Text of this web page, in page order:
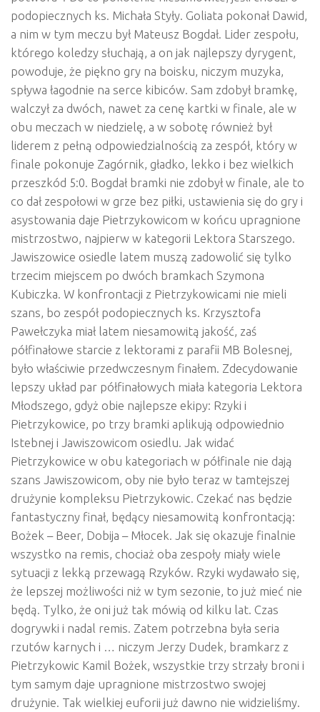
podopiecznych ks. Michała Styły. Goliata pokonał Dawid,
a nim w tym meczu był Mateusz Bogdał. Lider zespołu,
którego koledzy słuchają, a on jak najlepszy dyrygent,
powoduje, że piękno gry na boisku, niczym muzyka,
spływa łagodnie na serce kibiców. Sam zdobył bramkę,
walczył za dwóch, nawet za cenę kartki w finale, ale w
obu meczach w niedzielę, a w sobotę również był
liderem z pełną odpowiedzialnością za zespół, który w
finale pokonuje Zagórnik, gładko, lekko i bez wielkich
przeszkód 5:0. Bogdał bramki nie zdobył w finale, ale to
co dał zespołowi w grze bez piłki, ustawienia się do gry i
asystowania daje Pietrzykowicom w końcu upragnione
mistrzostwo, najpierw w kategorii Lektora Starszego.
Jawiszowice osiedle latem muszą zadowolić się tylko
trzecim miejscem po dwóch bramkach Szymona
Kubiczka. W konfrontacji z Pietrzykowicami nie mieli
szans, bo zespół podopiecznych ks. Krzysztofa
Pawełczyka miał latem niesamowitą jakość, zaś
półfinałowe starcie z lektorami z parafii MB Bolesnej,
było właściwie przedwczesnym finałem. Zdecydowanie
lepszy układ par półfinałowych miała kategoria Lektora
Młodszego, gdyż obie najlepsze ekipy: Rzyki i
Pietrzykowice, po trzy bramki aplikują odpowiednio
Istebnej i Jawiszowicom osiedlu. Jak widać
Pietrzykowice w obu kategoriach w półfinale nie dają
szans Jawiszowicom, oby nie było teraz w tamtejszej
drużynie kompleksu Pietrzykowic. Czekać nas będzie
fantastyczny finał, będący niesamowitą konfrontacją:
Bożek – Beer, Dobija – Młocek. Jak się okazuje finalnie
wszystko na remis, chociaż oba zespoły miały wiele
sytuacji z lekką przewagą Rzyków. Rzyki wydawało się,
że lepszej możliwości niż w tym sezonie, to już mieć nie
będą. Tylko, że oni już tak mówią od kilku lat. Czas
dogrywki i nadal remis. Zatem potrzebna była seria
rzutów karnych i … niczym Jerzy Dudek, bramkarz z
Pietrzykowic Kamil Bożek, wszystkie trzy strzały broni i
tym samym daje upragnione mistrzostwo swojej
drużynie. Tak wielkiej euforii już dawno nie widzieliśmy.